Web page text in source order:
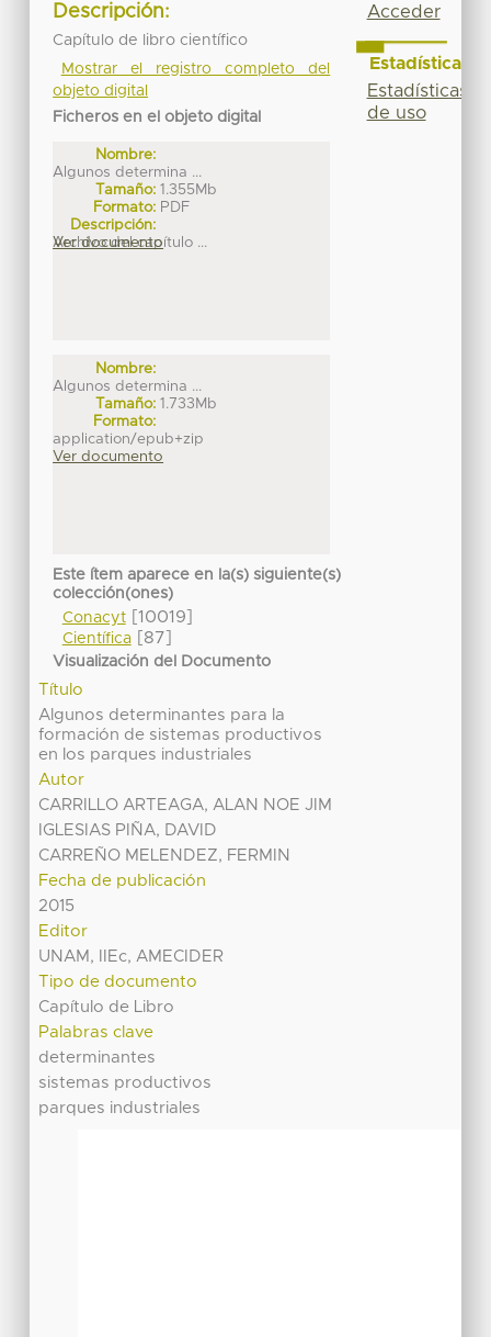
Descripción:
Capítulo de libro científico
Mostrar el registro completo del
objeto digital
Ficheros en el objeto digital
Nombre:
Algunos determina ...
Tamaño: 1.355Mb
Formato: PDF
Descripción:
Archivo del capítulo ...
Ver documento
Nombre:
Algunos determina ...
Tamaño: 1.733Mb
Formato:
application/epub+zip
Ver documento
Este ítem aparece en la(s) siguiente(s)
colección(ones)
Conacyt[10019]
Científica[87]
Visualización del Documento
Título
Algunos determinantes para la
formación de sistemas productivos
en los parques industriales
Autor
CARRILLO ARTEAGA, ALAN NOE JIM
IGLESIAS PIÑA, DAVID
CARREÑO MELENDEZ, FERMIN
Fecha de publicación
2015
Editor
UNAM, IIEc, AMECIDER
Tipo de documento
Capítulo de Libro
Palabras clave
determinantes
sistemas productivos
parques industriales
Acceder
Estadísticas
Estadísticas
de uso